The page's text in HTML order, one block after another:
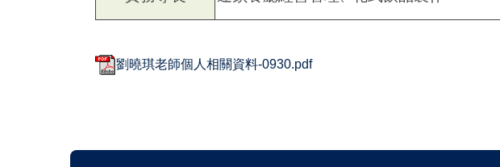
劉曉琪老師個人相關資料-0930.pdf